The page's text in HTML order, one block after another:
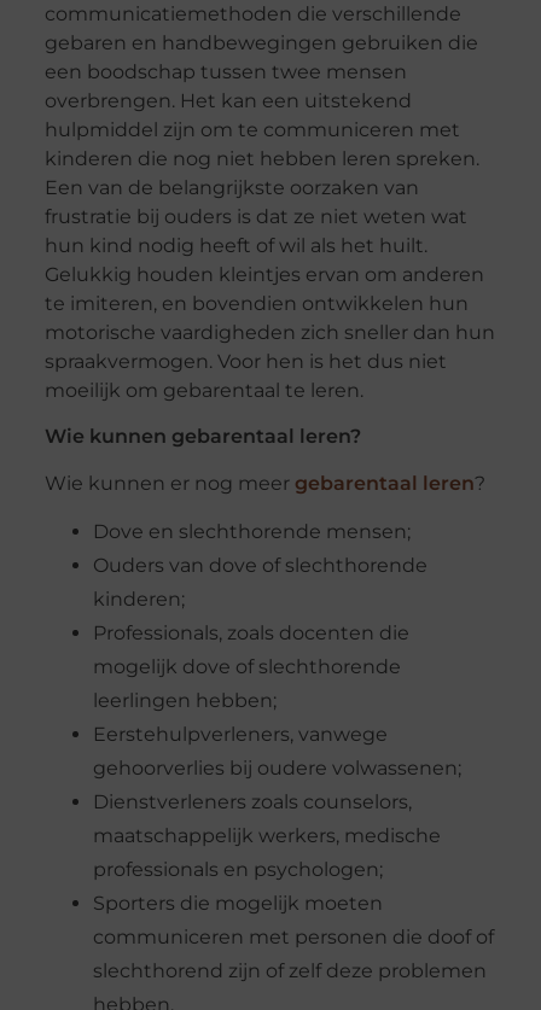
communicatiemethoden die verschillende
gebaren en handbewegingen gebruiken die
een boodschap tussen twee mensen
overbrengen. Het kan een uitstekend
hulpmiddel zijn om te communiceren met
kinderen die nog niet hebben leren spreken.
Een van de belangrijkste oorzaken van
frustratie bij ouders is dat ze niet weten wat
hun kind nodig heeft of wil als het huilt.
Gelukkig houden kleintjes ervan om anderen
te imiteren, en bovendien ontwikkelen hun
motorische vaardigheden zich sneller dan hun
spraakvermogen. Voor hen is het dus niet
moeilijk om gebarentaal te leren.
Wie kunnen gebarentaal leren?
Wie kunnen er nog meer gebarentaal leren?
Dove en slechthorende mensen;
Ouders van dove of slechthorende
kinderen;
Professionals, zoals docenten die
mogelijk dove of slechthorende
leerlingen hebben;
Eerstehulpverleners, vanwege
gehoorverlies bij oudere volwassenen;
Dienstverleners zoals counselors,
maatschappelijk werkers, medische
professionals en psychologen;
Sporters die mogelijk moeten
communiceren met personen die doof of
slechthorend zijn of zelf deze problemen
hebben.